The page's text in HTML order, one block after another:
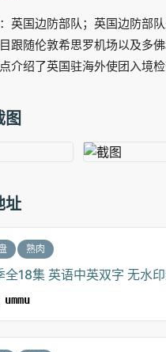
英国边防部队；英国边防部
跟随伦敦希思罗机场以及多
介绍了英国驻海外使团入境检
图
址
熟肉
全18集 英语中英双字 无水
ummu